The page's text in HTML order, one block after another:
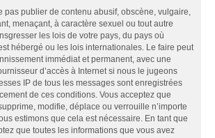
pas publier de contenu abusif, obscène, vulgaire,
menaçant, à caractère sexuel ou tout autre
les lois de votre pays, du pays où
hébergé ou les lois internationales. Le faire peut
immédiat et permanent, avec une
d’accès à Internet si nous le jugeons
IP de tous les messages sont enregistrées
de ces conditions. Vous acceptez que
modifie, déplace ou verrouille n’importe
estimons que cela est nécessaire. En tant que
que toutes les informations que vous avez